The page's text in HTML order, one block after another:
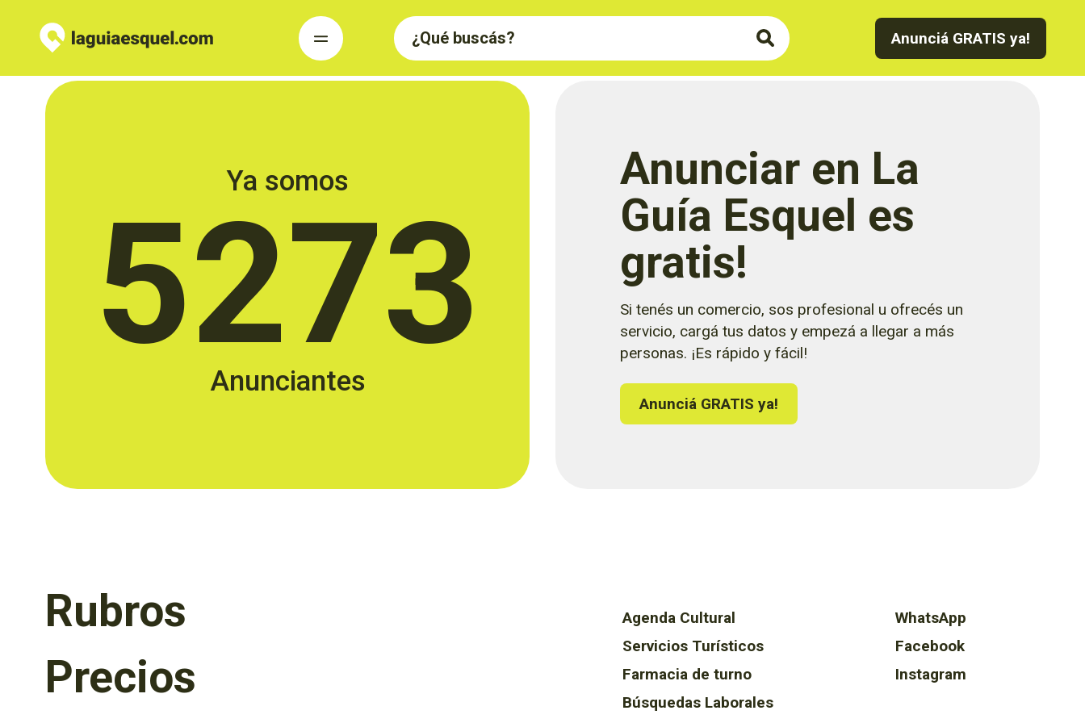
Anunciá GRATIS ya!
Ya somos
5273
Anunciantes
Anunciar en La
Guía Esquel es
gratis!
Si tenés un comercio, sos profesional u ofrecés un
servicio, cargá tus datos y empezá a llegar a más
personas. ¡Es rápido y fácil!
Anunciá GRATIS ya!
Rubros
Precios
Agenda Cultural
Servicios Turísticos
Farmacia de turno
Búsquedas Laborales
WhatsApp
Facebook
Instagram